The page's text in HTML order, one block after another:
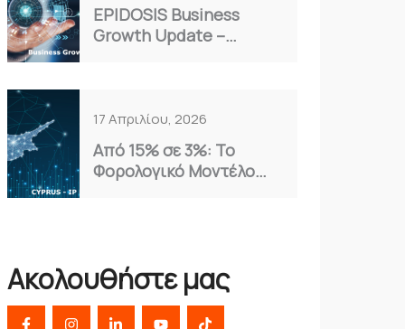
EPIDOSIS Business
Growth Update –
17 Απριλίου, 2026
Από 15% σε 3%: Το
Φορολογικό Μοντέλο
Ακολουθήστε μας
F I L Y T